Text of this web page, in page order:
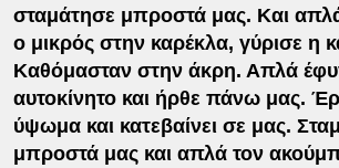
σταμάτησε μπροστά μας. Και
ο μικρός στην καρέκλα, γύρισε η
Καθόμασταν στην άκρη. Απλά
αυτοκίνητο και ήρθε πάνω μας.
ύψωμα και κατεβαίνει σε μας.
μπροστά μας και απλά τον